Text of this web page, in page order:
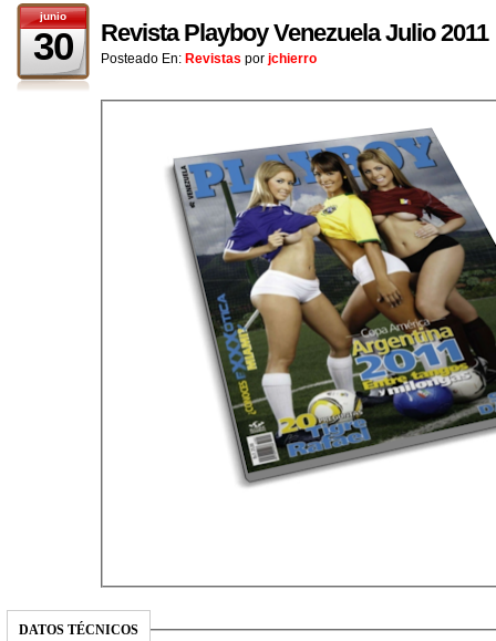
junio
30 Revista Playboy Venezuela Julio 2011
Posteado En: Revistas por jchierro
DATOS TÉCNICOS